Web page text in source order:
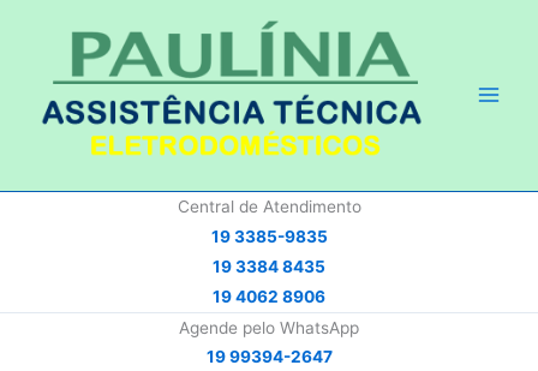
conteúdo
Central de Atendimento
19 3385-9835
19 3384 8435
19 4062 8906
Agende pelo WhatsApp
19 99394-2647